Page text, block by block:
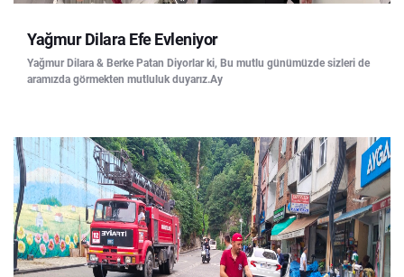
Yağmur Dilara Efe Evleniyor
Yağmur Dilara & Berke Patan Diyorlar ki, Bu mutlu günümüzde sizleri de
aramızda görmekten mutluluk duyarız.Ay